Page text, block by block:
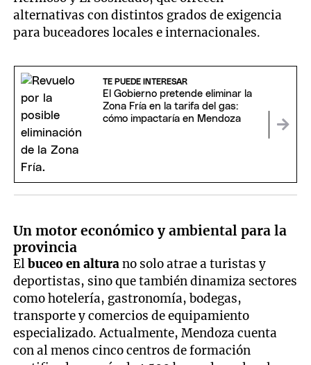
alternativas con distintos grados de exigencia
para buceadores locales e internacionales.
TE PUEDE INTERESAR
El Gobierno pretende eliminar la
Zona Fría en la tarifa del gas:
cómo impactaría en Mendoza
Un motor económico y ambiental para la
provincia
Elbuceo en alturano solo atrae a turistas y
deportistas, sino que también dinamiza sectores
como hotelería, gastronomía, bodegas,
transporte y comercios de equipamiento
especializado. Actualmente, Mendoza cuenta
con al menos cinco centros de formación